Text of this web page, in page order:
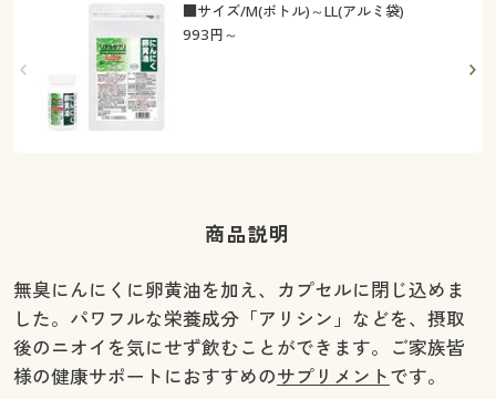
993円～
■サイズ/M(ボトル)～LL(アルミ袋)
商品説明
無臭にんにくに卵黄油を加え、カプセルに閉じ込めま
した。パワフルな栄養成分「アリシン」などを、摂取
後のニオイを気にせず飲むことができます。ご家族皆
様の健康サポートにおすすめのサプリメントです。